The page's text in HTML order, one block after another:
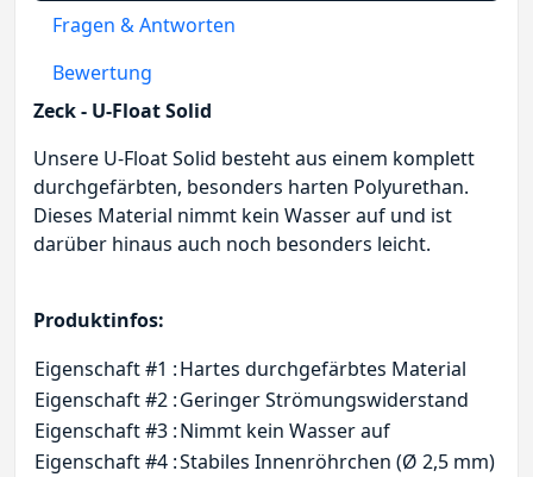
Fragen & Antworten
Bewertung
Zeck - U-Float Solid
Unsere U-Float Solid besteht aus einem komplett
durchgefärbten, besonders harten Polyurethan.
Dieses Material nimmt kein Wasser auf und ist
darüber hinaus auch noch besonders leicht.
Produktinfos:
Eigenschaft #1 :Hartes durchgefärbtes Material
Eigenschaft #2 :Geringer Strömungswiderstand
Eigenschaft #3 :Nimmt kein Wasser auf
Eigenschaft #4 :Stabiles Innenröhrchen (Ø 2,5 mm)